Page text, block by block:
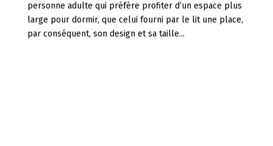
personne adulte qui préfère profiter d’un espace plus
large pour dormir, que celui fourni par le lit une place,
par conséquent, son design et sa taille...